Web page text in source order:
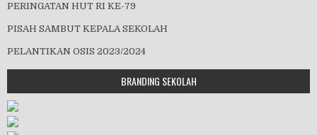
PERINGATAN HUT RI KE-79
PISAH SAMBUT KEPALA SEKOLAH
PELANTIKAN OSIS 2023/2024
BRANDING SEKOLAH